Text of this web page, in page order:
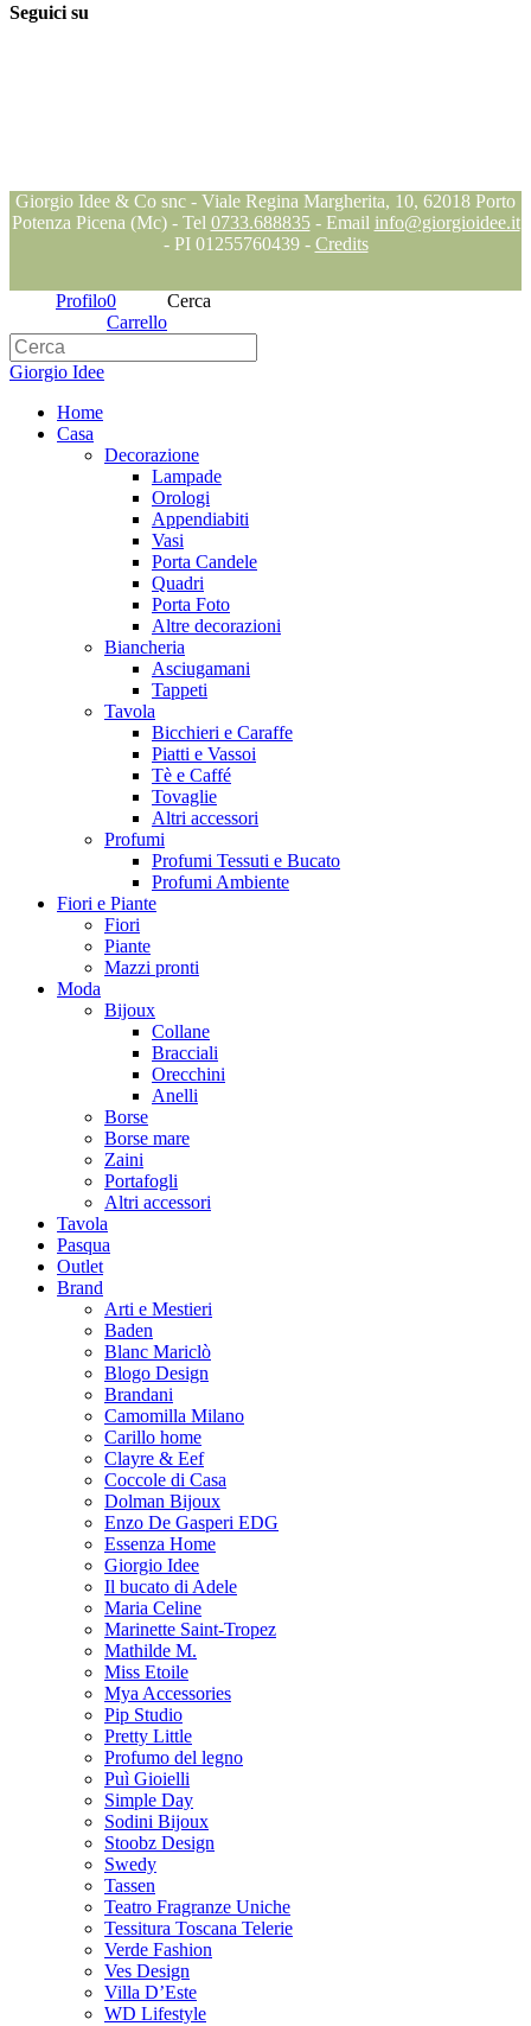
Seguici su
Giorgio Idee & Co snc - Viale Regina Margherita, 10, 62018 Porto
Potenza Picena (Mc) - Tel 0733.688835- Email info@giorgioidee.it
- PI 01255760439 - Credits
Profilo0
Carrello
Cerca
Giorgio Idee
Home
Casa
Decorazione
Lampade
Orologi
Appendiabiti
Vasi
Porta Candele
Quadri
Porta Foto
Altre decorazioni
Biancheria
Asciugamani
Tappeti
Tavola
Bicchieri e Caraffe
Piatti e Vassoi
Tè e Caffé
Tovaglie
Altri accessori
Profumi
Profumi Tessuti e Bucato
Profumi Ambiente
Fiori e Piante
Fiori
Piante
Mazzi pronti
Moda
Bijoux
Collane
Bracciali
Orecchini
Anelli
Borse
Borse mare
Zaini
Portafogli
Altri accessori
Tavola
Pasqua
Outlet
Brand
Arti e Mestieri
Baden
Blanc Mariclò
Blogo Design
Brandani
Camomilla Milano
Carillo home
Clayre & Eef
Coccole di Casa
Dolman Bijoux
Enzo De Gasperi EDG
Essenza Home
Giorgio Idee
Il bucato di Adele
Maria Celine
Marinette Saint-Tropez
Mathilde M.
Miss Etoile
Mya Accessories
Pip Studio
Pretty Little
Profumo del legno
Puì Gioielli
Simple Day
Sodini Bijoux
Stoobz Design
Swedy
Tassen
Teatro Fragranze Uniche
Tessitura Toscana Telerie
Verde Fashion
Ves Design
Villa D’Este
WD Lifestyle